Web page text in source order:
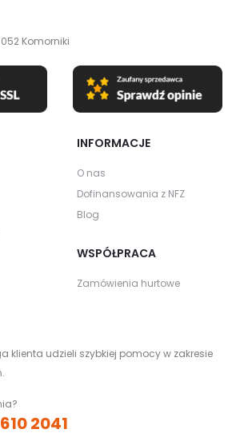
Komorniki
INFORMACJE
O nas
Dofinansowania z NFZ
Blog
WSPÓŁPRACA
Zamówienia hurtowe
klienta udzieli szybkiej pomocy w zakresie
2041